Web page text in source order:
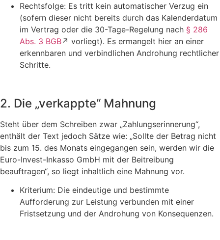
Rechtsfolge: Es tritt kein automatischer Verzug ein
(sofern dieser nicht bereits durch das Kalenderdatum
im Vertrag oder die 30-Tage-Regelung nach § 286
Abs. 3 BGB↗ vorliegt). Es ermangelt hier an einer
erkennbaren und verbindlichen Androhung rechtlicher
Schritte.
2. Die „verkappte“ Mahnung
Steht über dem Schreiben zwar „Zahlungserinnerung“,
enthält der Text jedoch Sätze wie: „Sollte der Betrag nicht
bis zum 15. des Monats eingegangen sein, werden wir die
Euro-Invest-Inkasso GmbH mit der Beitreibung
beauftragen“, so liegt inhaltlich eine Mahnung vor.
Kriterium: Die eindeutige und bestimmte
Aufforderung zur Leistung verbunden mit einer
Fristsetzung und der Androhung von Konsequenzen.